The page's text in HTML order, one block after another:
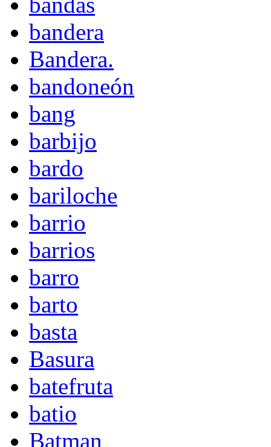
bandera
Bandera.
bandoneón
bang
barbijo
bardo
bariloche
barrio
barrios
barro
barto
basta
Basura
batefruta
batio
Batman